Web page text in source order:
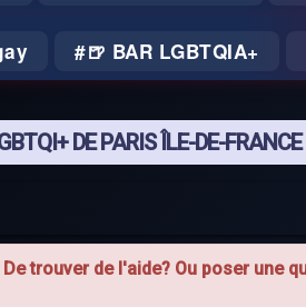
🍺 BAR LGBTQIA+
DE PARIS ÎLE-DE-FRANCE
trouver de l'aide? Ou poser une